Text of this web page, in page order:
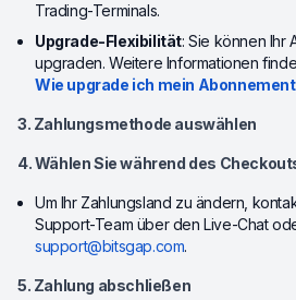
Trading-Terminals.
Upgrade-Flexibilität: Sie können Ihr
upgraden. Weitere Informationen
Wie upgrade ich mein
3. Zahlungsmethode auswählen
4. Wählen Sie während des
Um Ihr Zahlungsland zu ändern,
Support-Team über den Live-Chat
support@bitsgap.com.
5. Zahlung abschließen